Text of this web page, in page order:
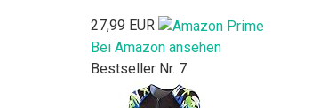
27,99 EUR
Bei Amazon ansehen
Bestseller Nr. 7